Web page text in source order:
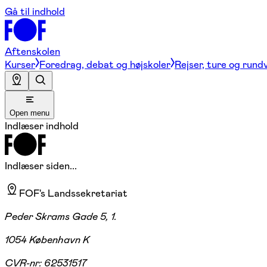
Gå til indhold
Aftenskolen
Kurser Foredrag, debat og højskoler Rejser, ture og
Open menu
Indlæser indhold
Indlæser siden...
FOF's Landssekretariat
Peder Skrams Gade 5, 1.
1054 København K
CVR-nr: 62531517